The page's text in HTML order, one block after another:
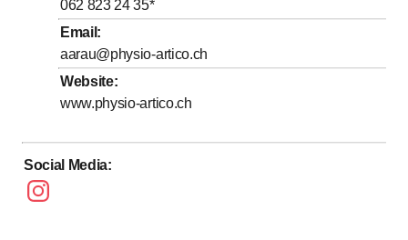
Freitag
Samstag
Sonntag
062 823 24 35*
Email :
aarau@physio-artico.ch
Website:
www.physio-artico.ch
Social Media: